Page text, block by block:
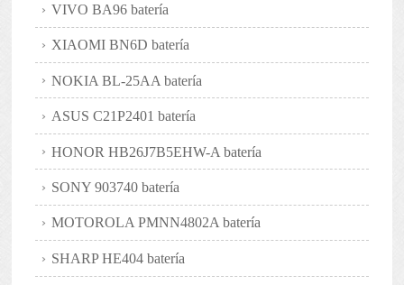
VIVO BA96 batería
XIAOMI BN6D batería
NOKIA BL-25AA batería
ASUS C21P2401 batería
HONOR HB26J7B5EHW-A batería
SONY 903740 batería
MOTOROLA PMNN4802A batería
SHARP HE404 batería